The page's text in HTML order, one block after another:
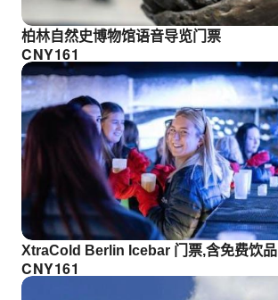
柏林自然史博物馆语音导览门票
CNY161
XtraCold Berlin Icebar 门票,含免费饮品
CNY161